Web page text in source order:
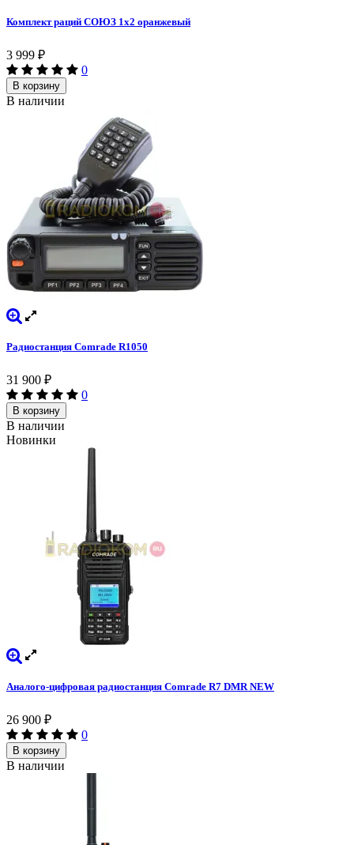
Комплект раций СОЮЗ 1х2 оранжевый
3 999 ₽
0
В корзину
В наличии
Радиостанция Comrade R1050
31 900 ₽
0
В корзину
В наличии
Новинки
Аналого-цифровая радиостанция Comrade R7 DMR NEW
26 900 ₽
0
В корзину
В наличии